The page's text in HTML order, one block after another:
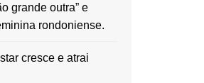
grande outra” e
rondoniense.
cresce e atrai